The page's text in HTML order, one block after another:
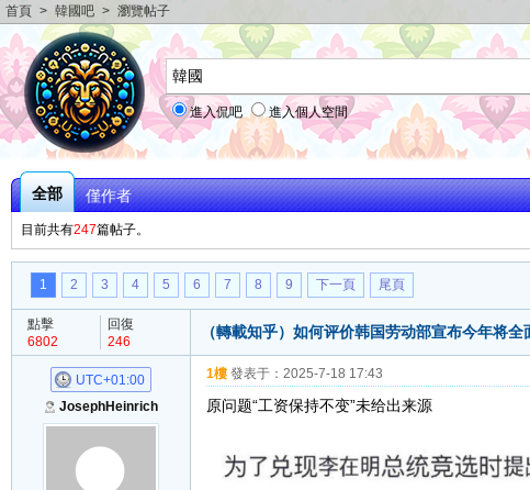
首頁 > 韓國吧 > 瀏覽帖子
進入侃吧 進入個人空間
全部 僅作者
目前共有247篇帖子。
1 2 3 4 5 6 7 8 9 下一頁 尾頁
點擊
回復
6802
246
（轉載知乎）如何评价韩国劳动部宣布今年将
UTC+01:00
JosephHeinrich
1樓發表于： 2025-7-18 17:43
原问题“工资保持不变”未给出来源